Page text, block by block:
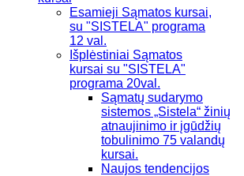
Esamieji Sąmatos kursai,
su "SISTELA" programa
12 val.
Išplėstiniai Sąmatos
kursai su "SISTELA"
programa 20val.
Sąmatų sudarymo
sistemos „Sistela“ žinių
atnaujinimo ir įgūdžių
tobulinimo 75 valandų
kursai.
Naujos tendencijos